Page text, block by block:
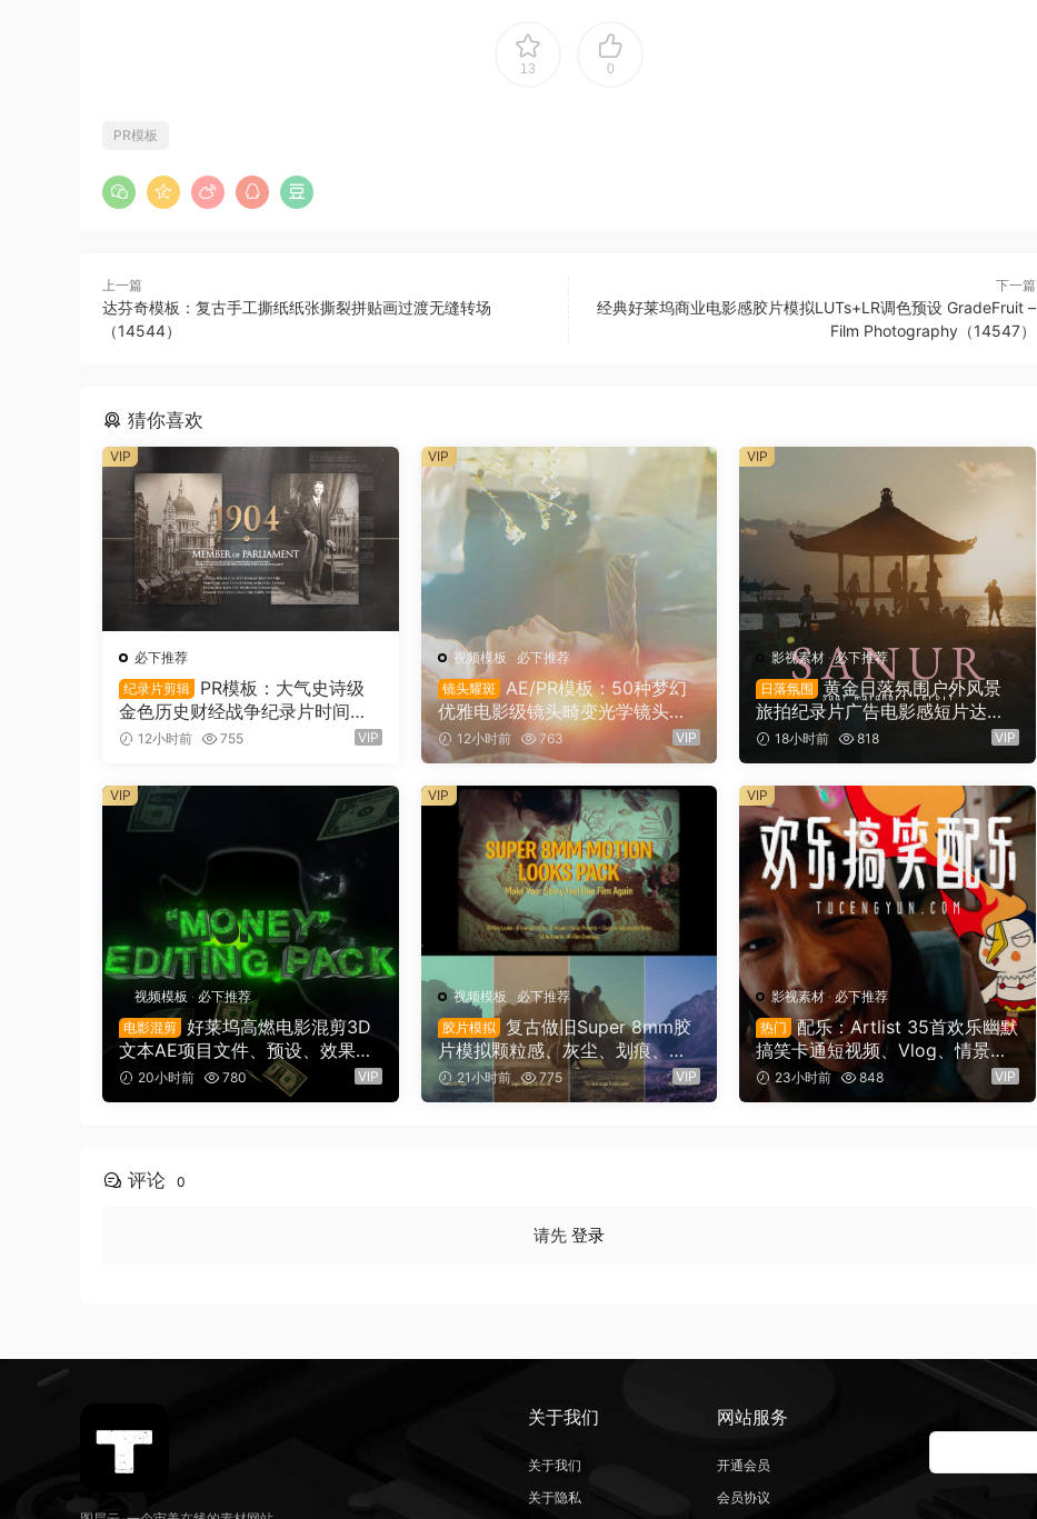
13 0
PR模板
上一篇
达芬奇模板：复古手工撕纸纸张撕裂拼贴画过渡无缝转场
（14544）
下一篇
经典好莱坞商业电影感胶片模拟LUTs+LR调色预设 GradeFruit –
Film Photography（14547）
猜你喜欢
必下推荐
纪录片剪辑
PR模板：大气史诗级
金色历史财经战争纪录片时间线
开场片头（16146）
12小时前 755 VIP
VIP
视频模板 · 必下推荐
镜头耀斑
AE/PR模板：50种梦幻
优雅电影级镜头畸变光学镜头耀
斑折射漏光4K婚礼、音乐、剪辑
转场叠加模板（16145）
12小时前 763 VIP
VIP
影视素材 ·必下推荐
日落氛围
黄金日落氛围户外风景
旅拍纪录片广告电影感短片达芬
奇调色节点+LUT调色预设（1614
18小时前 818 VIP
VIP
视频模板 · 必下推荐
电影混剪 好莱坞高燃电影混剪3D
文本AE项目文件、预设、效果、
项目设置素材包 Money” Editing
20小时前 780 VIP
VIP
视频模板 · 必下推荐
胶片模拟
复古做旧Super 8mm胶
片模拟颗粒感、灰尘、划痕、边
框、胶片烧伤、漏光婚礼纪录片
旅游vlog影片视觉效果AE模板工
21小时前 775 VIP
VIP
影视素材 · 必下推荐
热门
配乐：Artlist 35首欢乐幽默
搞笑卡通短视频、Vlog、情景喜
剧电影广告配乐BGM视频背景音
乐素材（16141）
23小时前 848 VIP
VIP
评论 0
请先 登录
关于我们
关于我们
关于隐私
网站服务
开通会员
会员协议